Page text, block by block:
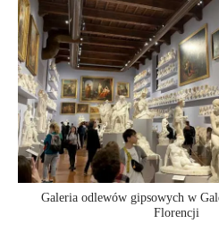
Galeria odlewów gipsowych w
Florencji